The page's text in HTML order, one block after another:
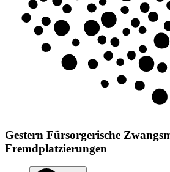
Gestern Fürsorgerische
Fremdplatzierungen